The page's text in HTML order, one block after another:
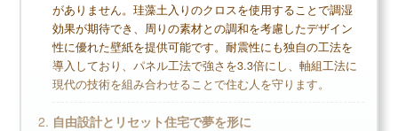
がありません。珪藻土入りのクロスを使用することで調湿
効果が期待でき、周りの素材との調和を考慮したデザイン
性に優れた壁紙を提供可能です。耐震性にも独自の工法を
導入しており、パネル工法で強さを3.3倍にし、軸組工法に
現代の技術を組み合わせることで住む人を守ります。
自由設計とリセット住宅で夢を形に